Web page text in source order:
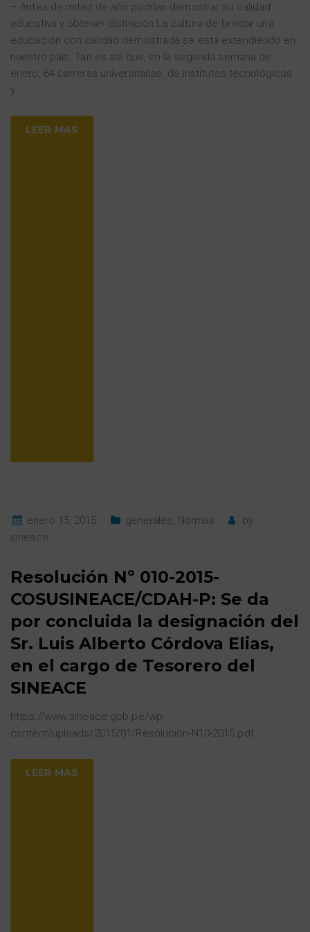
– Antes de mitad de año podrían demostrar su calidad
educativa y obtener distinción La cultura de brindar una
educación con calidad demostrada se está extendiendo en
nuestro país. Tan es así que, en la segunda semana de
enero, 64 carreras universitarias, de institutos tecnológicos
y
LEER MAS
enero 15, 2015 generales, Normas
by
sineace
Resolución Nº 010-2015-
COSUSINEACE/CDAH-P: Se da
por concluida la designación del
Sr. Luis Alberto Córdova Elias,
en el cargo de Tesorero del
SINEACE
https://www.sineace.gob.pe/wp-
content/uploads/2015/01/Resolucion-N10-2015.pdf
LEER MAS